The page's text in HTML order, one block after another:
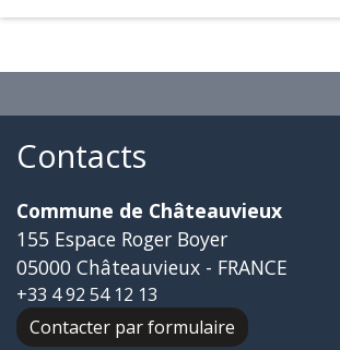
Contacts
Commune de Châteauvieux
155 Espace Roger Boyer
05000 Châteauvieux - FRANCE
+33 4 92 54 12 13
Contacter par formulaire